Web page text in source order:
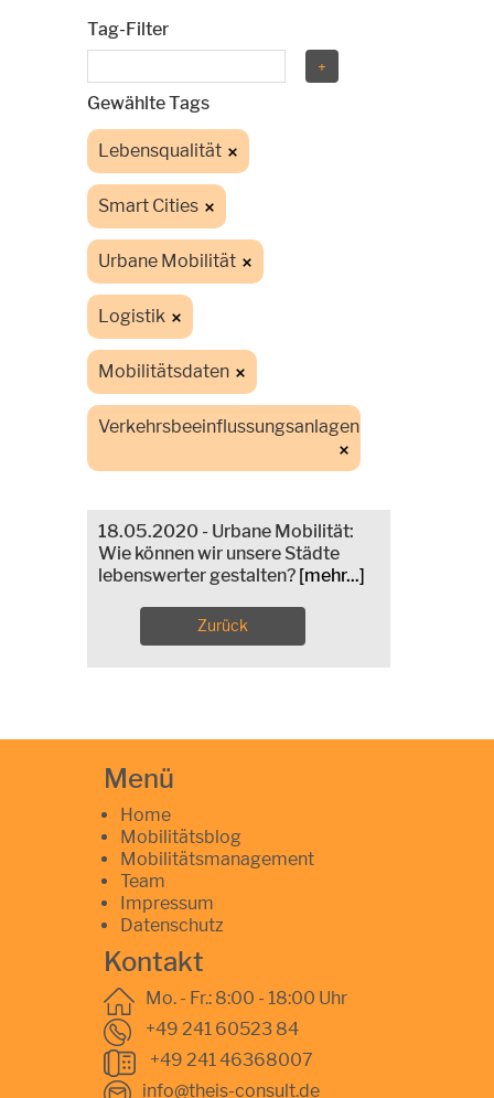
Tag-Filter
Gewählte Tags
Lebensqualität
Smart Cities
Urbane Mobilität
Logistik
Mobilitätsdaten
Verkehrsbeeinflussungsanlagen
18.05.2020 - Urbane Mobilität:
Wie können wir unsere Städte
lebenswerter gestalten? [mehr...]
Zurück
Menü
Home
Mobilitätsblog
Mobilitätsmanagement
Team
Impressum
Datenschutz
Kontakt
Mo. - Fr.: 8:00 - 18:00 Uhr
+49 241 60523 84
+49 241 46368007
info@theis-consult.de